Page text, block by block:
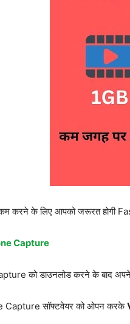
कम करने के लिए आपको जरूरत होगी
Capture
को डाउनलोड करने के बाद
Capture सॉफ्टवेयर को ओपन करके